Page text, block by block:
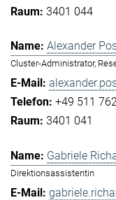
3401 044
Alexander
Cluster-Administrator,
+49 511
3401 041
Gabriele
Direktionsassistentin